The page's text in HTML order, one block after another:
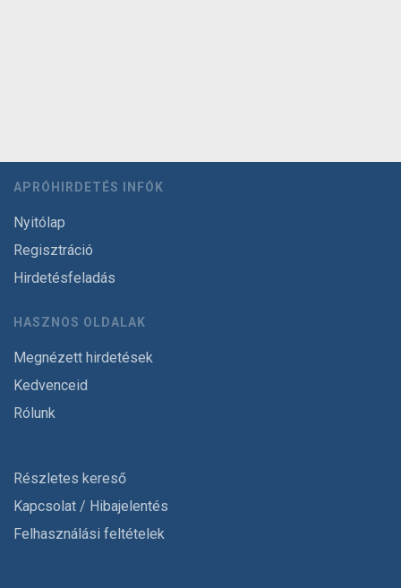
APRÓHIRDETÉS INFÓK
Nyitólap
Regisztráció
Hirdetésfeladás
HASZNOS OLDALAK
Megnézett hirdetések
Kedvenceid
Rólunk
Részletes kereső
Kapcsolat / Hibajelentés
Felhasználási feltételek